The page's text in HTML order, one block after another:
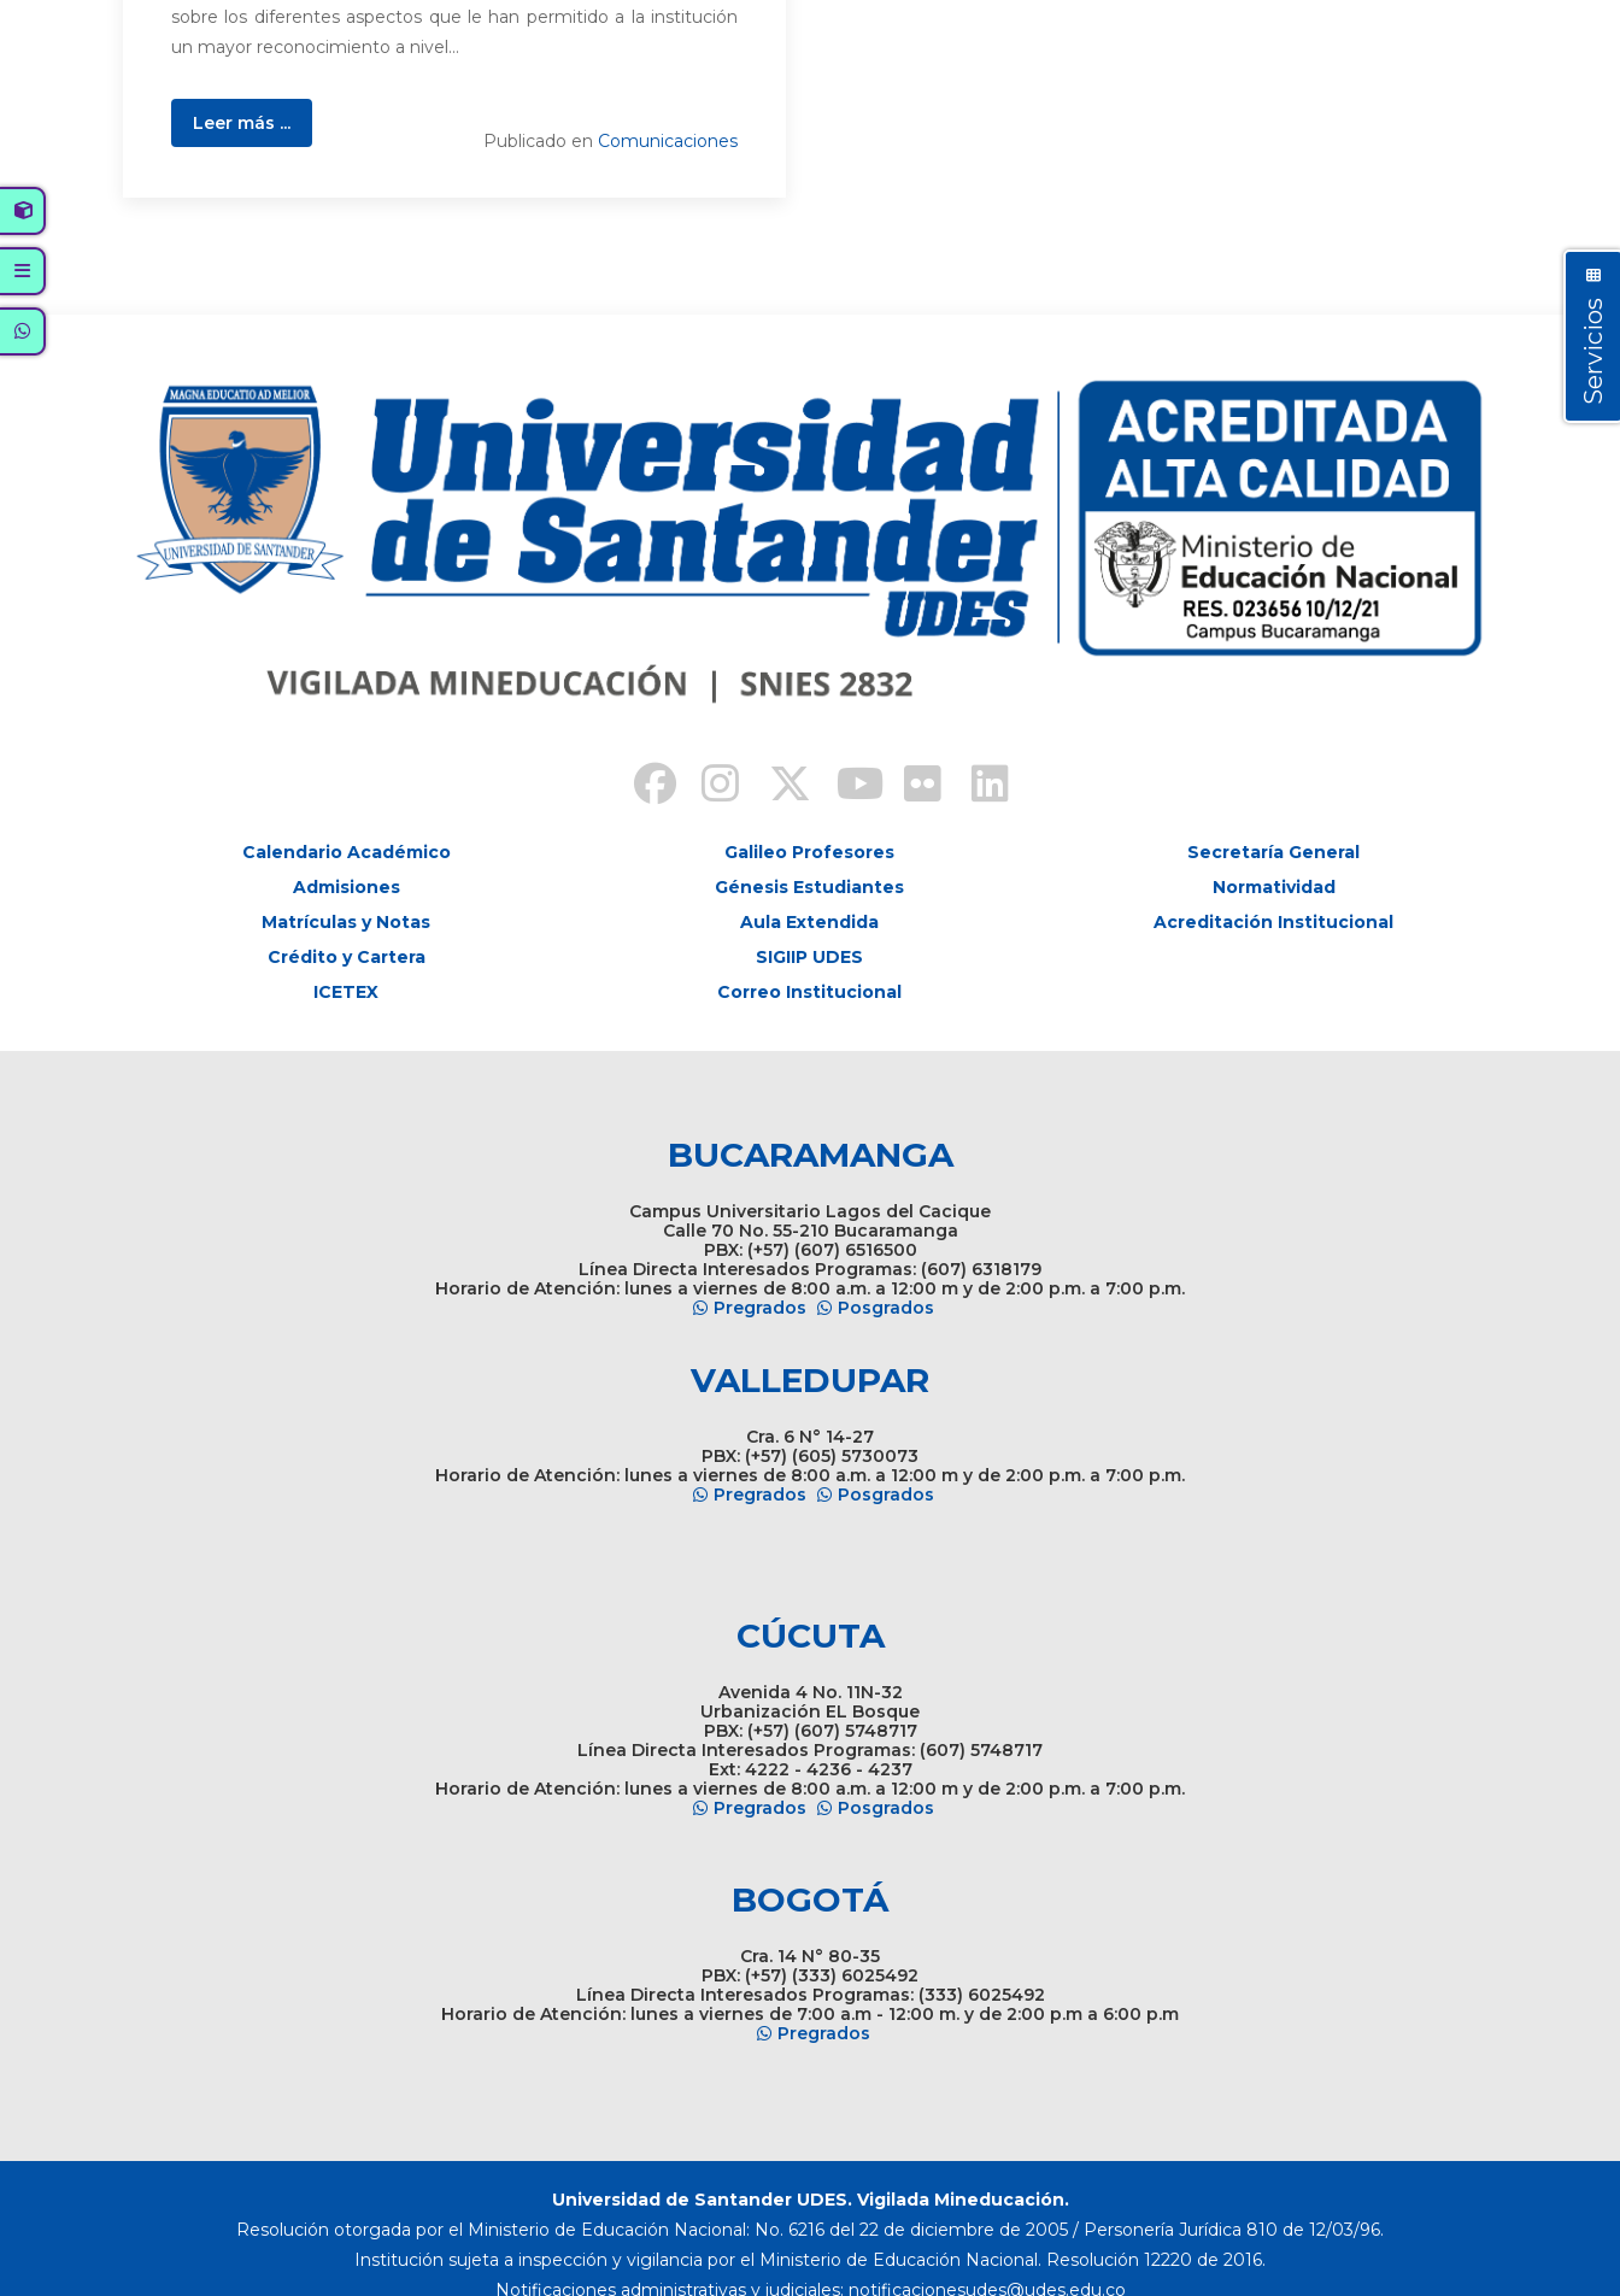
sobre los diferentes aspectos que le han permitido a la institución
un mayor reconocimiento a nivel...
Leer más ...
Publicado en Comunicaciones
Calendario Académico
Admisiones
Matrículas y Notas
Crédito y Cartera
ICETEX
Galileo Profesores
Génesis Estudiantes
Aula Extendida
SIGIIP UDES
Correo Institucional
Secretaría General
Normatividad
Acreditación Institucional
BUCARAMANGA
Campus Universitario Lagos del Cacique
Calle 70 No. 55-210 Bucaramanga
PBX: (+57) (607) 6516500
Línea Directa Interesados Programas: (607) 6318179
Horario de Atención: lunes a viernes de 8:00 a.m. a 12:00 m y de 2:00 p.m. a 7:00 p.m.
Pregrados
Posgrados
VALLEDUPAR
Cra. 6 N° 14-27
PBX: (+57) (605) 5730073
Horario de Atención: lunes a viernes de 8:00 a.m. a 12:00 m y de 2:00 p.m. a 7:00 p.m.
Pregrados
Posgrados
CÚCUTA
Avenida 4 No. 11N-32
Urbanización EL Bosque
PBX: (+57) (607) 5748717
Línea Directa Interesados Programas: (607) 5748717
Ext: 4222 - 4236 - 4237
Horario de Atención: lunes a viernes de 8:00 a.m. a 12:00 m y de 2:00 p.m. a 7:00 p.m.
Pregrados
Posgrados
BOGOTÁ
Cra. 14 N° 80-35
PBX: (+57) (333) 6025492
Línea Directa Interesados Programas: (333) 6025492
Horario de Atención: lunes a viernes de 7:00 a.m - 12:00 m. y de 2:00 p.m a 6:00 p.m
Pregrados
Universidad de Santander UDES. Vigilada Mineducación.
Resolución otorgada por el Ministerio de Educación Nacional: No. 6216 del 22 de diciembre de 2005 / Personería Jurídica 810 de 12/03/96.
Institución sujeta a inspección y vigilancia por el Ministerio de Educación Nacional. Resolución 12220 de 2016.
Notificaciones administrativas y judiciales:
Servicios